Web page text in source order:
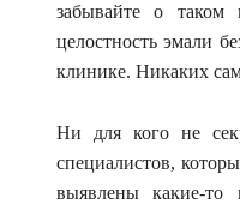
забывайте о таком
целостность эмали
клинике. Никаких
Ни для кого не
специалистов,
выявлены какие-